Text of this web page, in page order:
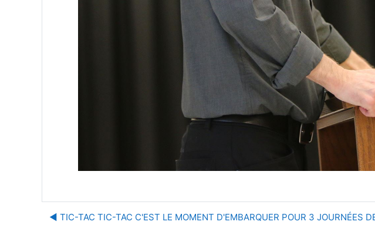
◀︎ TIC-TAC TIC-TAC C'EST LE MOMENT D'EMBARQUER POUR 3 JOURNÉES